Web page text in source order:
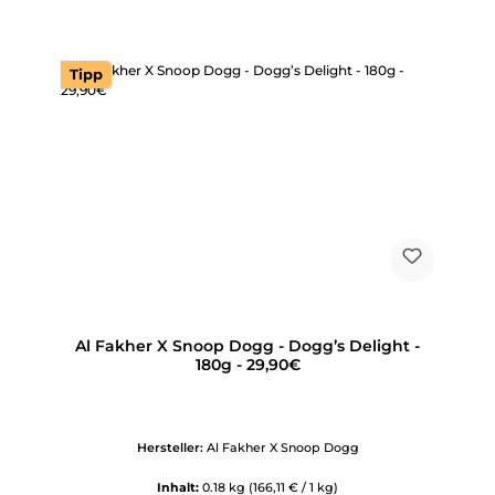
Tipp
Al Fakher X Snoop Dogg - Dogg’s Delight -
180g - 29,90€
Hersteller: Al Fakher X Snoop Dogg
Inhalt: 0.18 kg (166,11 € / 1 kg)